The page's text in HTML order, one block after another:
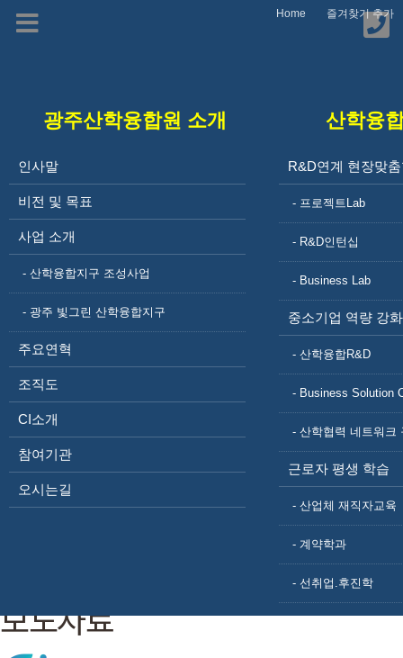
Home 즐겨찾기 추가
광주산학융합원 소개
인사말
비전 및 목표
사업 소개
- 산학융합지구 조성사업
- 광주 빛그린 산학융합지구
주요연혁
조직도
CI소개
참여기관
오시는길
산학융
R&D연계 현장맞
- 프로젝트Lab
- R&D인턴십
- Business Lab
중소기업 역량 강화
- 산학융합R&D
- Business Solution
- 산학협력 네트워크
근로자 평생 학습
- 산업체 재직자교육
- 계약학과
- 선취업.후진학
보도자료
웹진
자료실
보도자료